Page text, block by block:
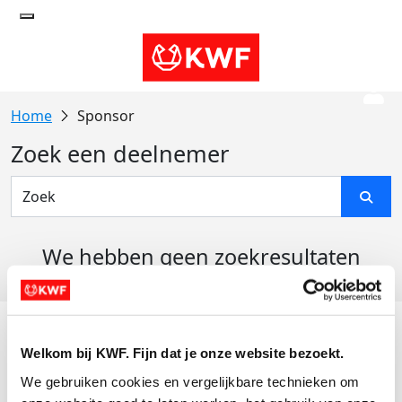
Welkom bij KWF. Fijn dat je onze website bezoekt.
We gebruiken cookies en vergelijkbare technieken om
Sponsor
Zoek een deelnemer
We hebben geen zoekresultaten
Actiematerialen
Evenementen